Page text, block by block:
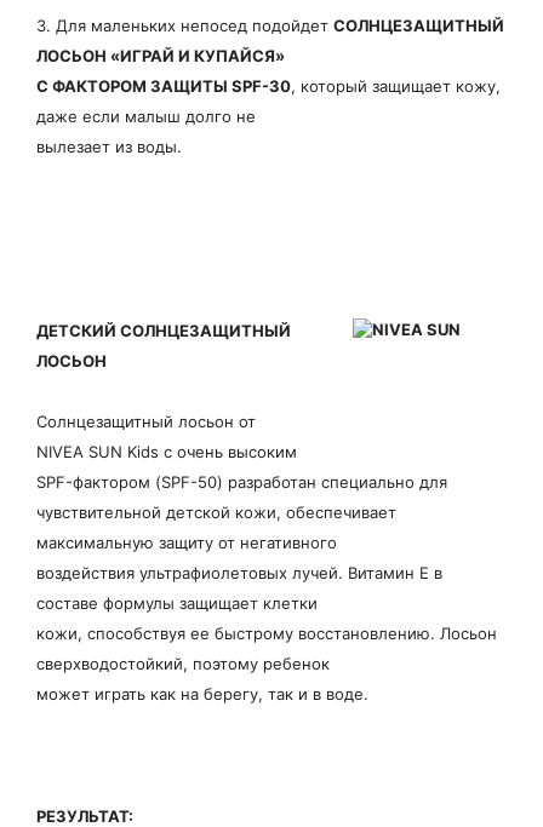
3. Для маленьких непосед подойдет СОЛНЦЕЗАЩИТНЫЙ
ЛОСЬОН «ИГРАЙ И КУПАЙСЯ»
С ФАКТОРОМ ЗАЩИТЫ SPF-30, который защищает кожу,
даже если малыш долго не
вылезает из воды.
ДЕТСКИЙ СОЛНЦЕЗАЩИТНЫЙ
ЛОСЬОН
Cолнцезащитный лосьон от
NIVEA SUN Kids с очень высоким
SPF-фактором (SPF-50) разработан специально для
чувствительной детской кожи, обеспечивает
максимальную защиту от негативного
воздействия ультрафиолетовых лучей. Витамин Е в
составе формулы защищает клетки
кожи, способствуя ее быстрому восстановлению. Лосьон
сверхводостойкий, поэтому ребенок
может играть как на берегу, так и в воде.
РЕЗУЛЬТАТ: